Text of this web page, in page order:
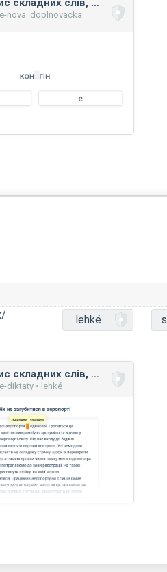
Правопис складних слів, утворених складанням двох або більше основ
nova_doplnovacka
lehké
Правопис складних слів, утворених від підрядних/сурядних словосполучень
diktaty • lehké